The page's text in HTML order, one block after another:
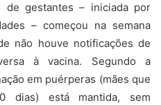
de gestantes – iniciada por
– começou na semana
não houve notificações de
à vacina. Segundo a
em puérperas (mães que
dias) está mantida, sem